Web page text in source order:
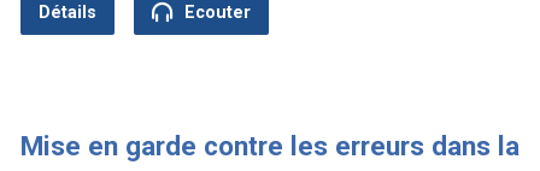
Détails Ecouter
Mise en garde contre les erreurs dans la